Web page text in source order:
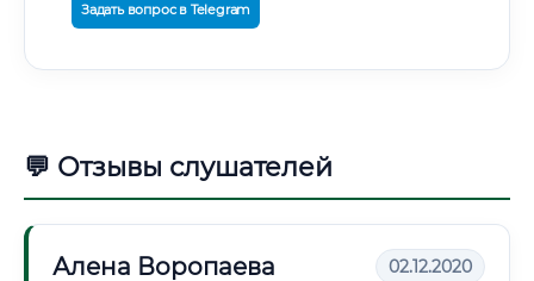
Задать вопрос в Telegram
💬 Отзывы слушателей
Алена Воропаева 02.12.2020